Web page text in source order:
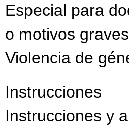
Especial para
o motivos
Violencia de
Instrucciones
Instrucciones y